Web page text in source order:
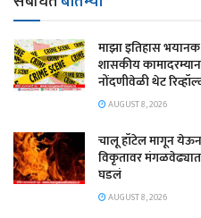
माझा इतिहास
शासकीय
नोंदणीवेळी थेट
AUGUST 8, 2026
चालू हॉटेल मागून
विकृतावर
घडलं
AUGUST 8, 2026